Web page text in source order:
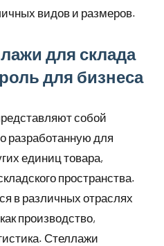
видов и размеров.
для склада
для бизнеса
собой
разработанную для
единиц товара,
пространства.
в различных отраслях
производство,
Стеллажи